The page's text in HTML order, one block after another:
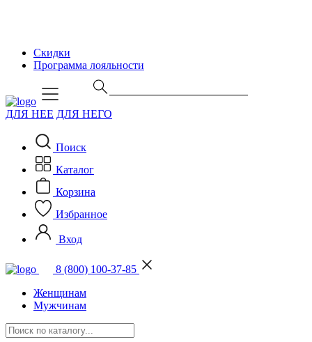
Скидки
Программа лояльности
ДЛЯ НЕЕ ДЛЯ НЕГО
Поиск
Каталог
Корзина
Избранное
Вход
8 (800) 100-37-85
Женщинам
Мужчинам